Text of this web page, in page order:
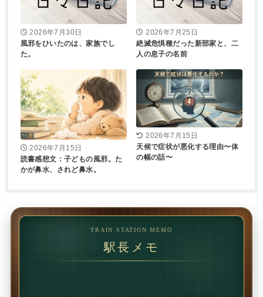
2026年7月30日
風邪をひいたのは、家族でし
た。
2026年7月25日
絶滅危惧種だった新部家と、二
人の息子の名前
2026年7月15日
読書感想文：子どもの風邪。た
かが鼻水、されど鼻水。
2026年7月15日
天候で症状が悪化する理由〜体
の幅の話〜
TRAIN STATION MEMO
駅長メモ